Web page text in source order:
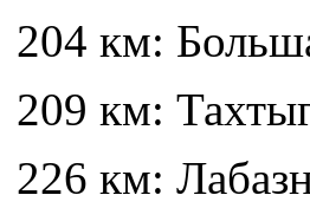
204 км:
209 км:
226 км: